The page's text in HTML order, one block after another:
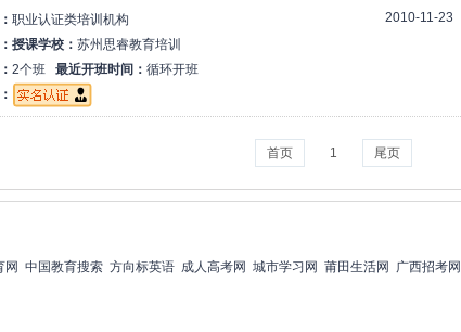
职业认证类培训机构
授课学校： 苏州思睿教育培训
2个班 最近开班时间： 循环开班
2010-11-23
首页 1 尾页
网 中国教育搜索 方向标英语 成人高考网 城市学习网 莆田生活网 广西招考网